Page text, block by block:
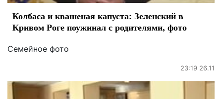
Колбаса и квашеная капуста: Зеленский в
Кривом Роге поужинал с родителями, фото
Семейное фото
23:19 26.11